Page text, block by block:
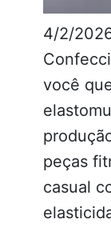
4/2/
você
peças
casual